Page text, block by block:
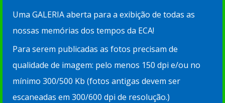
Uma GALERIA aberta para a exibição de todas as
nossas memórias dos tempos da ECA!
Para serem publicadas as fotos precisam de
qualidade de imagem: pelo menos 150 dpi e/ou no
mínimo 300/500 Kb (fotos antigas devem ser
escaneadas em 300/600 dpi de resolução.)